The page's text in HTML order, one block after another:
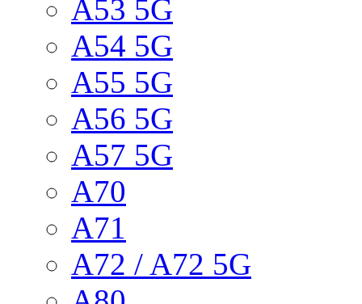
A53 5G
A54 5G
A55 5G
A56 5G
A57 5G
A70
A71
A72 / A72 5G